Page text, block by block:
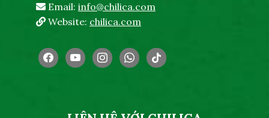
Email: info@chilica.com
Website: chilica.com
facebookyoutubeinstagramwhatsapp
tiktok